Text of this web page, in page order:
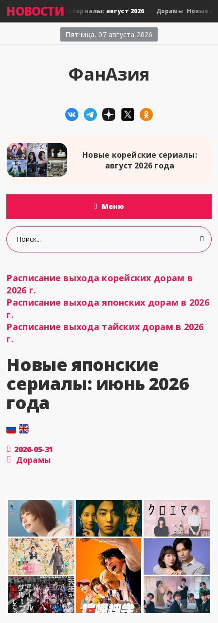
НОВОСТИ
тайские сериалы: август 2026 Дорамы Новые
Пятница, 07 августа 2026
ФанАзия
Новые корейские сериалы:
август 2026 года
Меню
Расписание выхода корейских дорам в
2026 г.
Расписание выхода японских дорам в 2026
г.
Расписание выхода тайских дорам в 2026
г.
Новые японские
сериалы: июнь 2026
года
2026-05-31
Дорамы